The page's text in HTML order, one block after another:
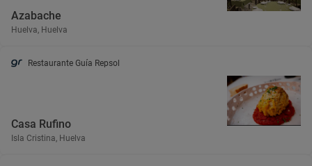
Azabache
Huelva, Huelva
Restaurante Guía Repsol
Casa Rufino
Isla Cristina, Huelva